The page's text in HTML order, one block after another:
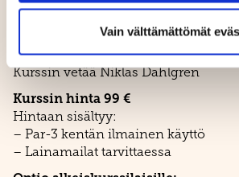
Vain välttämättömät
aina pitkistä lyönneistä
läpi tärkeimmät säännöt ja
Kurssin vetää Niklas Dahlgren
Kurssin hinta 99 €
Hintaan sisältyy:
– Par-3 kentän ilmainen käyttö
– Lainamailat tarvittaessa